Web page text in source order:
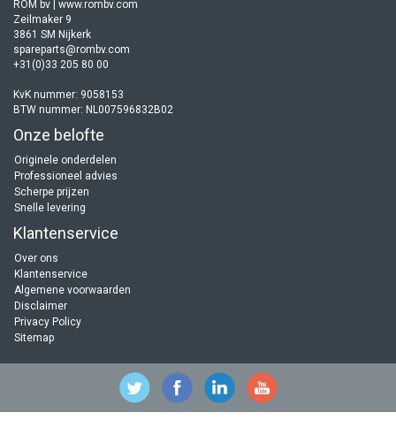
ROM bv | www.rombv.com
Zeilmaker 9
3861 SM Nijkerk
spareparts@rombv.com
+31(0)33 205 80 00
KvK nummer: 9058153
BTW nummer: NL007596832B02
Onze belofte
Originele onderdelen
Professioneel advies
Scherpe prijzen
Snelle levering
Klantenservice
Over ons
Klantenservice
Algemene voorwaarden
Disclaimer
Privacy Policy
Sitemap